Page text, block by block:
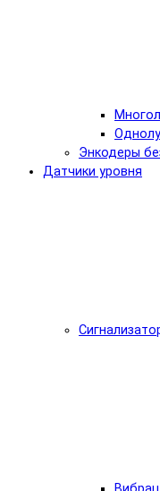
Энкодеры
Датчики уровня